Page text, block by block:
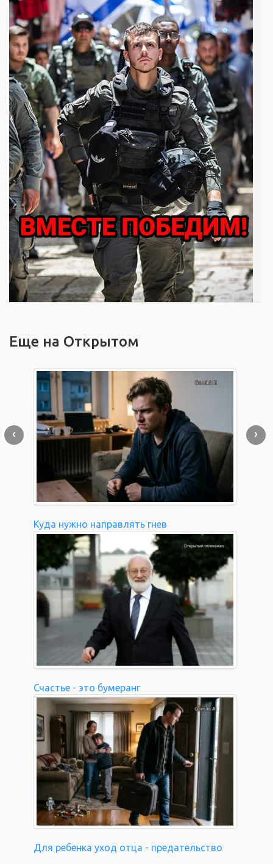
Еще на Открытом
Куда нужно направлять гнев
Счастье - это бумеранг
Для ребенка уход отца - предательство
‹ ›